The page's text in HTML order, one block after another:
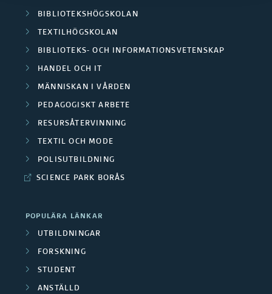
BIBLIOTEKSHÖGSKOLAN
TEXTILHÖGSKOLAN
BIBLIOTEKS- OCH INFORMATIONSVETENSKAP
HANDEL OCH IT
MÄNNISKAN I VÅRDEN
PEDAGOGISKT ARBETE
RESURSÅTERVINNING
TEXTIL OCH MODE
POLISUTBILDNING
SCIENCE PARK BORÅS
POPULÄRA LÄNKAR
UTBILDNINGAR
FORSKNING
STUDENT
ANSTÄLLD